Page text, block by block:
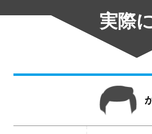
実際